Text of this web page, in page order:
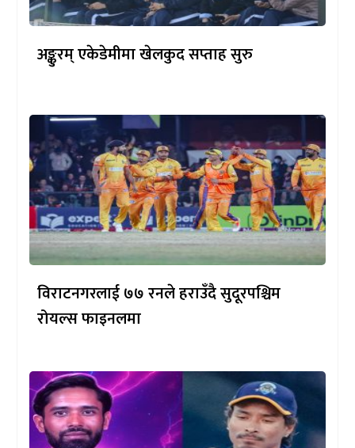
अङ्कुरम् एकेडेमीमा खेलकुद सप्ताह सुरु
विराटनगरलाई ७७ रनले हराउँदै सुदूरपश्चिम
रोयल्स फाइनलमा